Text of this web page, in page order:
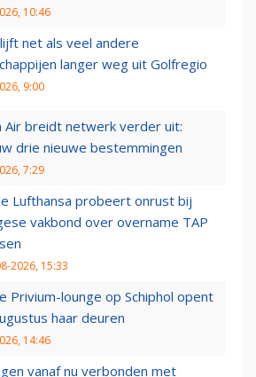
10:46
net als veel andere
langer weg uit Golfregio
9:00
Air breidt netwerk verder uit:
drie nieuwe bestemmingen
7:29
Lufthansa probeert onrust bij
vakbond over overname TAP
2026, 15:33
Privium-lounge op Schiphol opent
haar deuren
14:46
vanaf nu verbonden met